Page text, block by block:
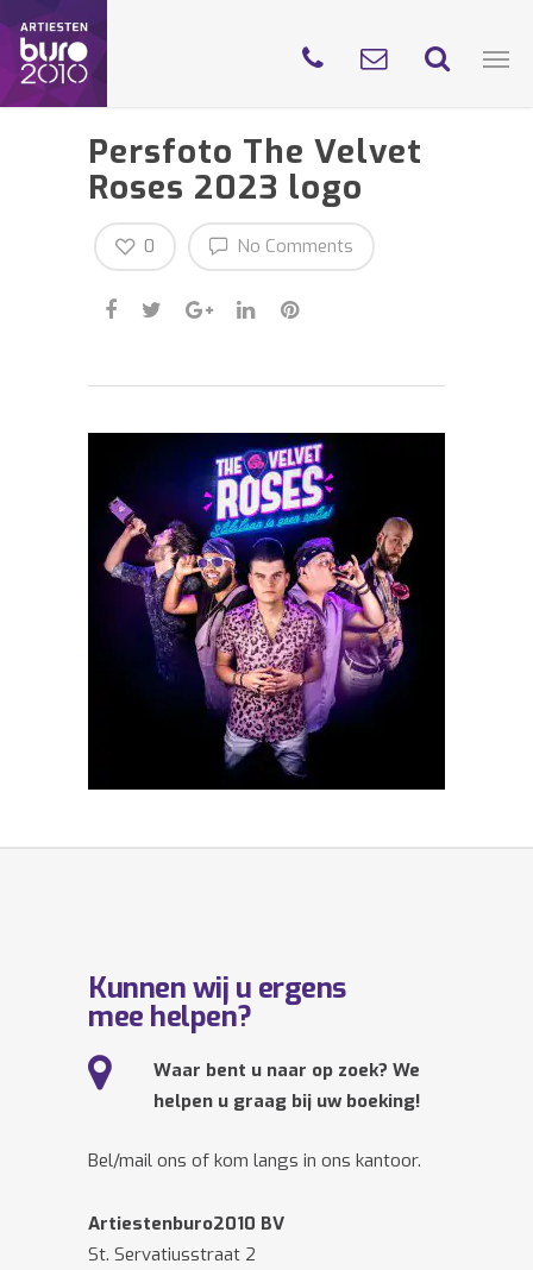
Persfoto The Velvet
Roses 2023 logo
No Comments
0
Kunnen wij u ergens
mee helpen?
Waar bent u naar op zoek? We
helpen u graag bij uw boeking!
Bel/mail ons of kom langs in ons kantoor.
Artiestenburo2010 BV
St. Servatiusstraat 2